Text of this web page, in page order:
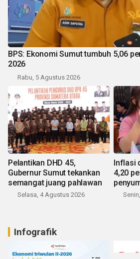
BPS: Ekonomi Sumut tumbuh 5,06
2026
Rabu, 5 Agustus 2026
Pelantikan DHD 45,
Gubernur Sumut tekankan
semangat juang pahlawan
Selasa, 4 Agustus 2026
Inflasi
4,20
Infografik